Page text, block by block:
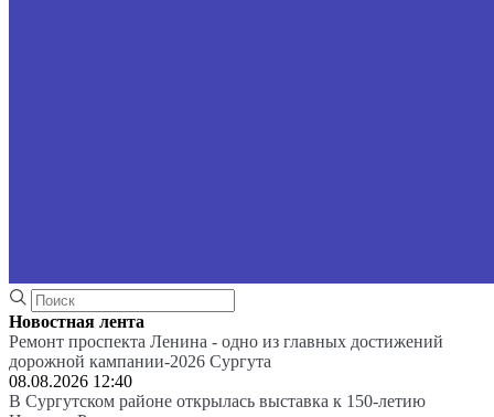
Новостная лента
Ремонт проспекта Ленина - одно из главных достижений
дорожной кампании-2026 Сургута
08.08.2026 12:40
В Сургутском районе открылась выставка к 150-летию